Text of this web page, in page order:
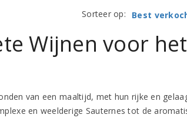
Sorteer op: Best
Wijnen voor
van een maaltijd, met hun rijke en
en weelderige Sauternes tot de